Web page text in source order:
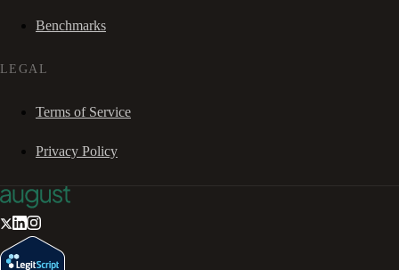
Benchmarks
LEGAL
Terms of Service
Privacy Policy